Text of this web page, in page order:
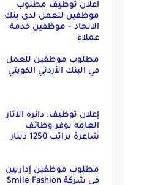
اعلان توظيف مطلوب
موظفين للعمل لدى بنك
الاتحاد – موظفين خدمة
عملاء
مطلوب موظفين للعمل
في البنك الأردني الكويتي
إعلان توظيف: دائرة الآثار
العامه توفر وظائف
شاغرة براتب 1250 دينار
مطلوب موظفين إداريين
في شركة Smile Fashion